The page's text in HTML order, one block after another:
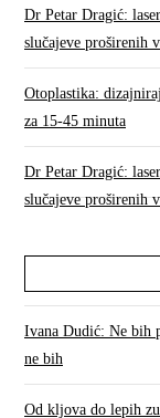
Dr Petar Dragić:
slučajeve proširenih
Otoplastika:
za 15-45 minuta
Dr Petar Dragić:
slučajeve proširenih
Ivana Dudić: Ne bih
ne bih
Od kljova do lepih